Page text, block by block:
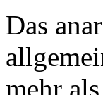
Das
mehr